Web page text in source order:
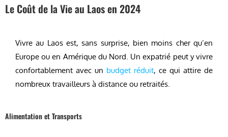
Le Coût de la Vie au Laos en 2024
Vivre au Laos est, sans surprise, bien moins cher qu’en
Europe ou en Amérique du Nord. Un expatrié peut y vivre
confortablement avec un budget réduit, ce qui attire de
nombreux travailleurs à distance ou retraités.
Alimentation et Transports